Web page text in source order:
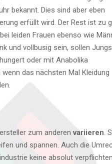
bekannt. Dies sind aber eben
erfüllt wird. Der Rest ist zu
leiden Frauen ebenso wie
und vollbusig sein, sollen
oder mit Anabolika
das nächsten Mal Kleidung
zum anderenvariieren .
und spannen. Auch die
keine absolut